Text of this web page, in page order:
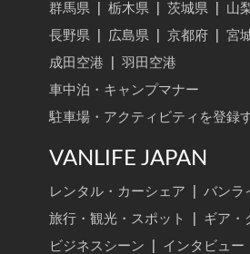
群馬県
栃木県 茨城県 山
長野県
広島県 京都府 宮
成田空港
羽田空港
車中泊・キャンプマナー
駐車場・アクティビティを登録
VANLIFE JAPAN
レンタル・カーシェア バンラ
旅行・観光・スポット
ギア・
ビジネスシーン
インタビュー